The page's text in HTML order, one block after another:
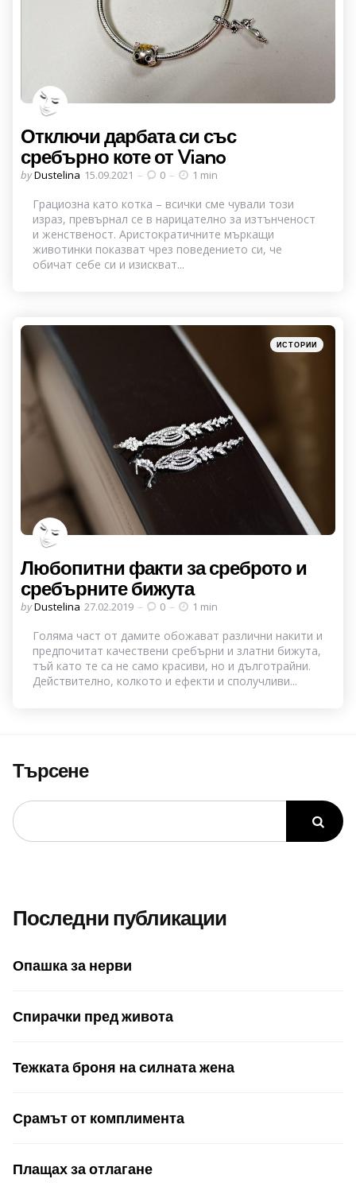
Отключи дарбата си със
сребърно коте от Viano
Posted
byDustelina 15.09.2021 0 1 min
Грациозна като котка – всички сме чували този
израз, превърнал се в нарицателно за изтънченост
и женственост. Аристократичните мъркащи
животинки показват чрез поведението си, че
обичат себе си и изискват...
Categories
Posted
in
ИСТОРИИ
Любопитни факти за среброто и
сребърните бижута
Posted
byDustelina 27.02.2019 0 1 min
Голяма част от дамите обожават различни накити и
предпочитат качествени сребърни и златни бижута,
тъй като те са не само красиви, но и дълготрайни.
Действително, колкото и ефекти и сполучливи...
Търсене
Последни публикации
Опашка за нерви
Спирачки пред живота
Тежката броня на силната жена
Срамът от комплимента
Плащах за отлагане